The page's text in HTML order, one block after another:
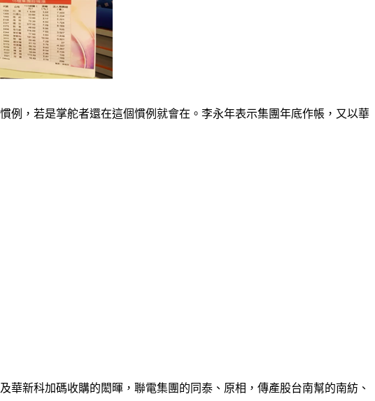
例，若是掌舵者還在這個慣例就會在。李永年表示集團年底作帳，又以華
新科加碼收購的閎暉，聯電集團的同泰、原相，傳產股台南幫的南紡、